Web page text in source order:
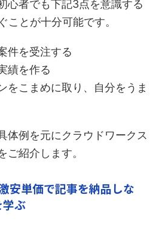
心者でも下記3点を意識する
ことが十分可能です。
件を受注する
績を作る
をこまめに取り、自分をうま
体例を元にクラウドワークス
ご紹介します。
安単価で記事を納品しな
ぶ